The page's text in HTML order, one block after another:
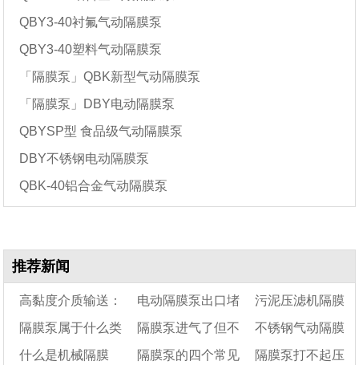
QBY3-40衬氟气动隔膜泵
QBY3-40塑料气动隔膜泵
「隔膜泵」QBK新型气动隔膜泵
「隔膜泵」DBY电动隔膜泵
QBYSP型 食品级气动隔膜泵
DBY不锈钢电动隔膜泵
QBK-40铝合金气动隔膜泵
推荐新闻
高黏度介质输送：
气动隔膜泵还是单螺
杆泵?关键看这3个参
电动隔膜泵出口堵
塞会怎么样？会把电
机烧坏吗？
污泥压滤机隔膜
泵要怎么去选型呢?
隔膜泵属于什么类
型的泵
隔膜泵进气了但不
动作
不锈钢气动隔膜
泵规格型号参数表
什么是机械隔膜 隔膜泵的四个常见 隔膜泵打不起压